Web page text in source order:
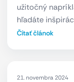
užitočný
hľadáte
Čítať článok
21. novembra 2024